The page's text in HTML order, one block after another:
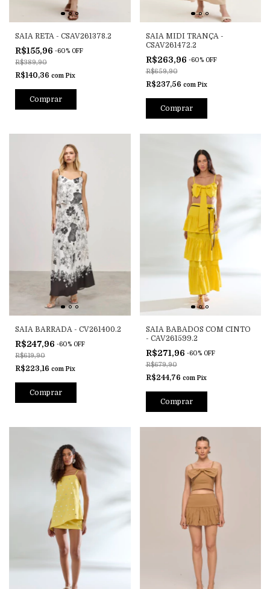
SAIA RETA - CSAV261378.2
R$155,96 -60% OFF
R$389,90
R$140,36 com Pix
Comprar
SAIA MIDI TRANÇA -
CSAV261472.2
R$263,96 -60% OFF
R$659,90
R$237,56 com Pix
Comprar
SAIA BARRADA - CV261400.2
R$247,96 -60% OFF
R$619,90
R$223,16 com Pix
Comprar
SAIA BABADOS COM CINTO
- CAV261599.2
R$271,96 -60% OFF
R$679,90
R$244,76 com Pix
Comprar